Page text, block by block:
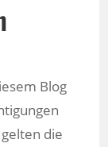
Blog
die